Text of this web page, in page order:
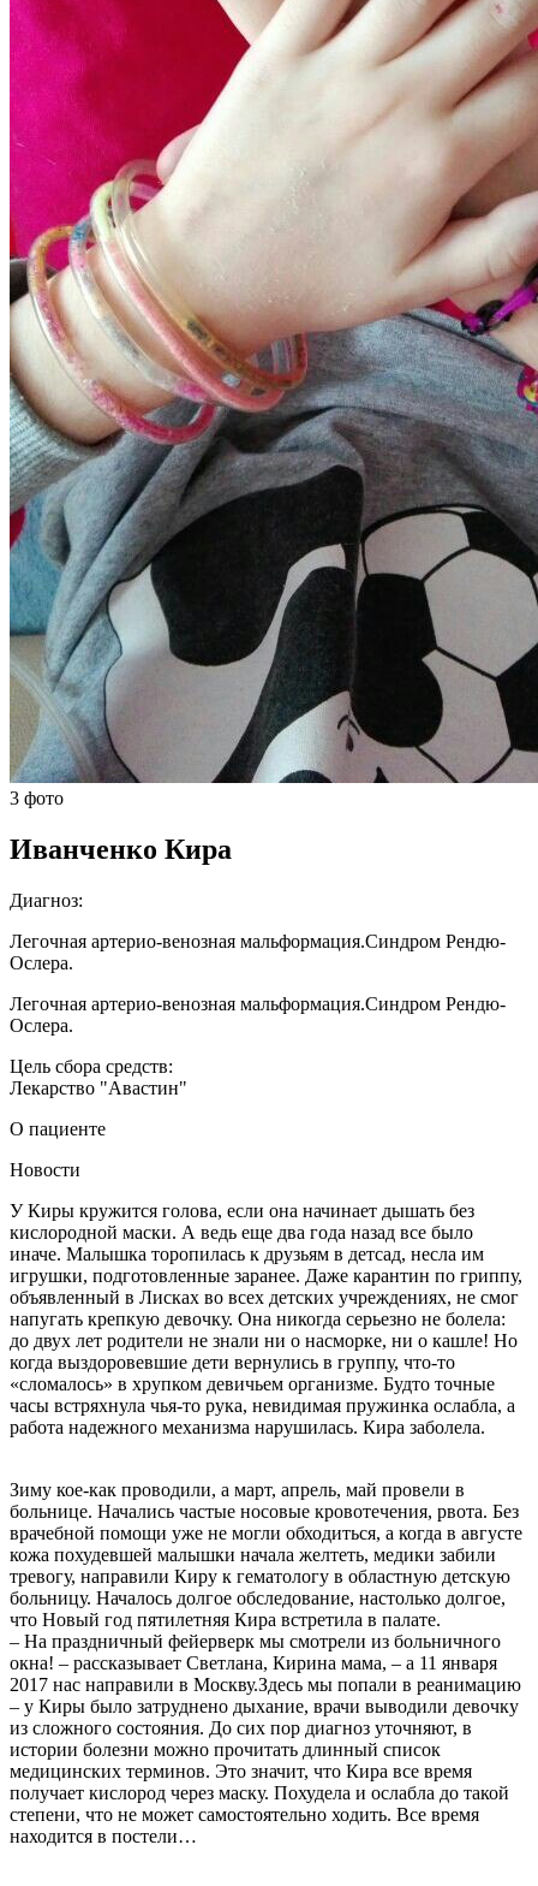
3 фото
Иванченко Кира
Диагноз:
Легочная артерио-венозная мальформация.Синдром Рендю-
Ослера.
Легочная артерио-венозная мальформация.Синдром Рендю-
Ослера.
Цель сбора средств:
Лекарство "Авастин"
О пациенте
Новости
У Киры кружится голова, если она начинает дышать без
кислородной маски. А ведь еще два года назад все было
иначе. Малышка торопилась к друзьям в детсад, несла им
игрушки, подготовленные заранее. Даже карантин по гриппу,
объявленный в Лисках во всех детских учреждениях, не смог
напугать крепкую девочку. Она никогда серьезно не болела:
до двух лет родители не знали ни о насморке, ни о кашле! Но
когда выздоровевшие дети вернулись в группу, что-то
«сломалось» в хрупком девичьем организме. Будто точные
часы встряхнула чья-то рука, невидимая пружинка ослабла, а
работа надежного механизма нарушилась. Кира заболела.
Зиму кое-как проводили, а март, апрель, май провели в
больнице. Начались частые носовые кровотечения, рвота. Без
врачебной помощи уже не могли обходиться, а когда в августе
кожа похудевшей малышки начала желтеть, медики забили
тревогу, направили Киру к гематологу в областную детскую
больницу. Началось долгое обследование, настолько долгое,
что Новый год пятилетняя Кира встретила в палате.
– На праздничный фейерверк мы смотрели из больничного
окна! – рассказывает Светлана, Кирина мама, – а 11 января
2017 нас направили в Москву.Здесь мы попали в реанимацию
– у Киры было затруднено дыхание, врачи выводили девочку
из сложного состояния. До сих пор диагноз уточняют, в
истории болезни можно прочитать длинный список
медицинских терминов. Это значит, что Кира все время
получает кислород через маску. Похудела и ослабла до такой
степени, что не может самостоятельно ходить. Все время
находится в постели…